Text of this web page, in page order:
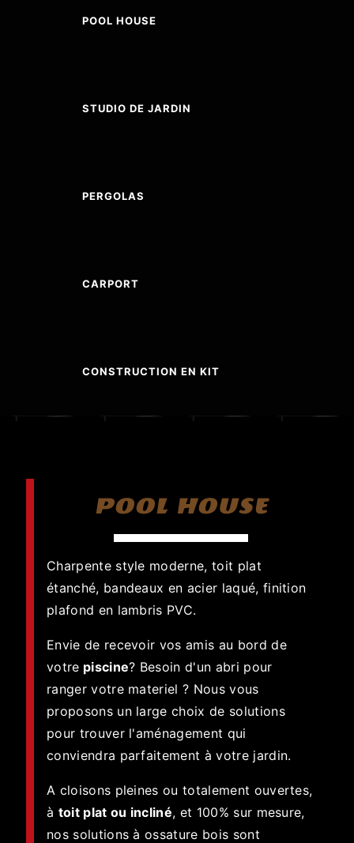
POOL HOUSE
STUDIO DE JARDIN
PERGOLAS
CARPORT
CONSTRUCTION EN KIT
POOL HOUSE
Charpente style moderne, toit plat
étanché, bandeaux en acier laqué, finition
plafond en lambris PVC.
Envie de recevoir vos amis au bord de
votre piscine? Besoin d'un abri pour
ranger votre materiel ? Nous vous
proposons un large choix de solutions
pour trouver l'aménagement qui
conviendra parfaitement à votre jardin.
A cloisons pleines ou totalement ouvertes,
à toit plat ou incliné, et 100% sur mesure,
nos solutions à ossature bois sont